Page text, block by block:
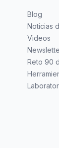
Blog
Noticias
Videos
Reto 90